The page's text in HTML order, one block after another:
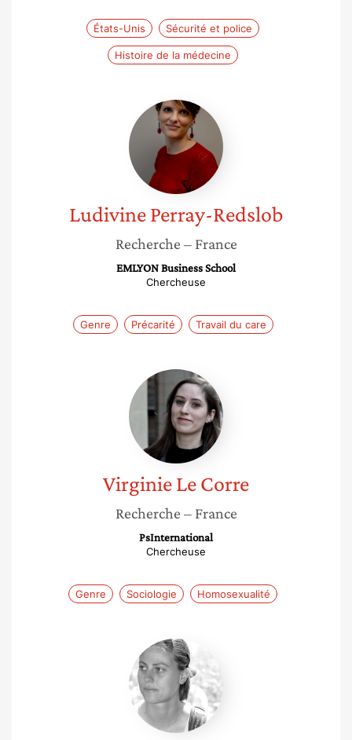
États-Unis Sécurité et police
Histoire de la médecine
Ludivine
Perray-
Redslob
LudivinePerray-Redslob
Recherche – France
EMLYON Business School
Chercheuse
Genre Précarité Travail du care
Virginie
Le
Corre
VirginieLe Corre
Recherche – France
PsInternational
Chercheuse
Genre Sociologie Homosexualité
Anne
Schmitt